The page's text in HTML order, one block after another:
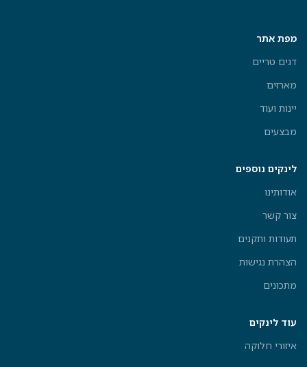
מפת אתר
דגים טריים
מארזים
יינות ועוד
מבצעים
לינקים נוספים
אודותינו
צור קשר
תעודות ותקנים
הצהרת נגישות
מתכונים
עוד לינקים
איזורי חלוקה